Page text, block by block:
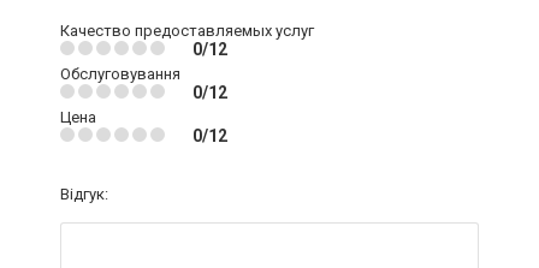
Качество предоставляемых услуг
0/12
Обслуговування
0/12
Цена
0/12
Відгук: